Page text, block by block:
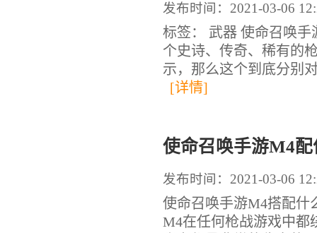
发布时间：2021-03-06
标签： 武器 使命召唤
个史诗、传奇、稀有的
示，那么这个到底分别
[详情]
使命召唤手游M4
发布时间：2021-03-06
使命召唤手游M4搭配什
M4在任何枪战游戏中都